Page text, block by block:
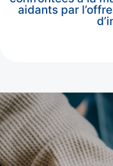
aidants par